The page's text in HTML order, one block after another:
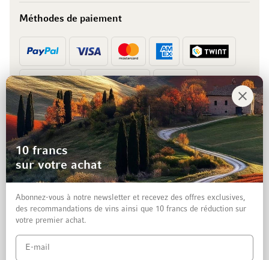
Méthodes de paiement
Prépaiement Facture
Protection des données et clause de non-responsabilité
10 francs
sur votre achat
Abonnez-vous à notre newsletter et recevez des offres exclusives,
des recommandations de vins ainsi que 10 francs de réduction sur
votre premier achat.